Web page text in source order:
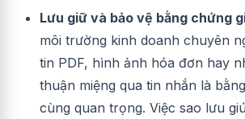
Lưu giữ và bảo vệ bằng chứng
môi trường kinh doanh chuyên
tin PDF, hình ảnh hóa đơn hay
thuận miệng qua tin nhắn là
cùng quan trọng. Việc sao lưu